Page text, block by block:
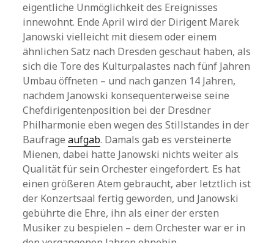
eigentliche Unmöglichkeit des Ereignisses
innewohnt. Ende April wird der Dirigent Marek
Janowski vielleicht mit diesem oder einem
ähnlichen Satz nach Dresden geschaut haben, als
sich die Tore des Kulturpalastes nach fünf Jahren
Umbau öffneten – und nach ganzen 14 Jahren,
nachdem Janowski konsequenterweise seine
Chefdirigentenposition bei der Dresdner
Philharmonie eben wegen des Stillstandes in der
Baufrageaufgab. Damals gab es versteinerte
Mienen, dabei hatte Janowski nichts weiter als
Qualität für sein Orchester eingefordert. Es hat
einen größeren Atem gebraucht, aber letztlich ist
der Konzertsaal fertig geworden, und Janowski
gebührte die Ehre, ihn als einer der ersten
Musiker zu bespielen – dem Orchester war er in